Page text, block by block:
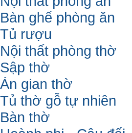
Bàn ghế phòng ăn
Tủ rượu
Nội thất phòng thờ
Sập thờ
Án gian thờ
Tủ thờ gỗ tự nhiên
Bàn thờ